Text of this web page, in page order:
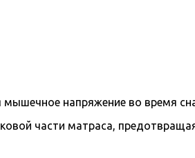
напряжение во время
части матраса,